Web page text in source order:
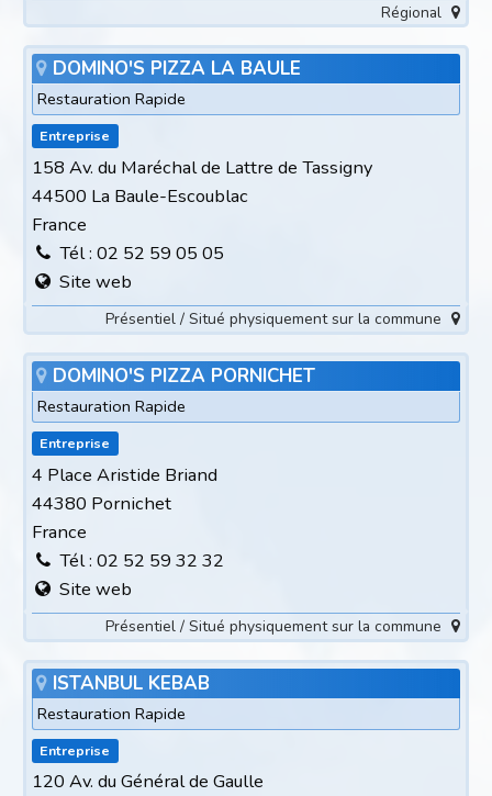
Régional
DOMINO'S PIZZA LA BAULE
Restauration Rapide
Entreprise
158 Av. du Maréchal de Lattre de Tassigny
44500 La Baule-Escoublac
France
Tél : 02 52 59 05 05
Site web
Présentiel / Situé physiquement sur la commune
DOMINO'S PIZZA PORNICHET
Restauration Rapide
Entreprise
4 Place Aristide Briand
44380 Pornichet
France
Tél : 02 52 59 32 32
Site web
Présentiel / Situé physiquement sur la commune
ISTANBUL KEBAB
Restauration Rapide
Entreprise
120 Av. du Général de Gaulle